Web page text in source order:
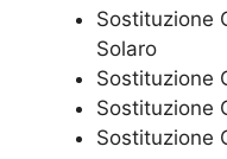
Sostituzione
Solaro
Sostituzione
Sostituzione
Sostituzione